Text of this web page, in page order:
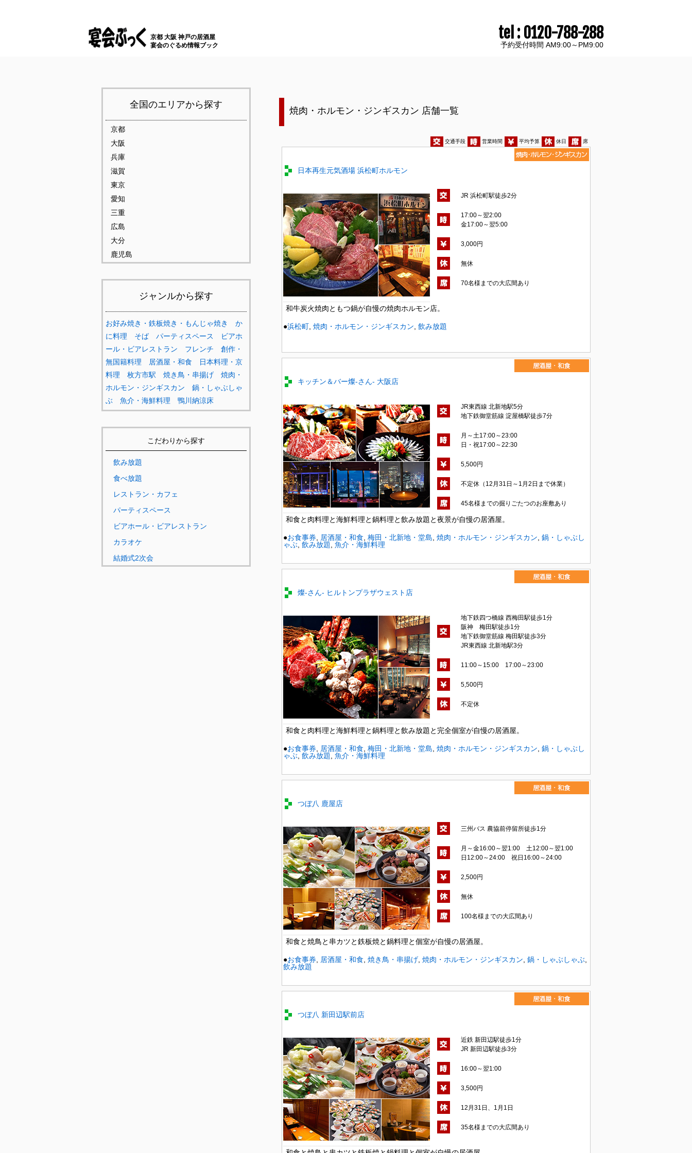
京都 大阪 神戸の居酒屋
宴会のぐるめ情報ブック
tel : 0120-788-288
予約受付時間 AM9:00～PM9:00
焼肉・ホルモン・ジンギスカン 店舗一覧
交通手段 営業時間 平均予算 休日 席
日本再生元気酒場 浜松町ホルモン
和牛炭火焼肉ともつ鍋が自慢の焼肉ホルモン店。
JR 浜松町駅徒歩2分
17:00～翌2:00
金17:00～翌5:00
3,000円
無休
70名様までの大広間あり
●浜松町 焼肉・ホルモン・ジンギスカン 飲み放題
キッチン＆バー燦-さん- 大阪店
和食と肉料理と海鮮料理と鍋料理と飲み放題と夜景が自慢の居酒屋。
JR東西線 北新地駅5分
地下鉄御堂筋線 淀屋橋駅徒歩7分
月～土17:00～23:00
日・祝17:00～22:30
5,500円
不定休（12月31日～1月2日まで休業）
45名様までの掘りごたつのお座敷あり
●お食事券 居酒屋・和食 梅田・北新地・堂島 焼肉・ホルモン・ジンギスカン 鍋・しゃぶし
ゃぶ 飲み放題 魚介・海鮮料理
燦-さん- ヒルトンプラザウェスト店
和食と肉料理と海鮮料理と鍋料理と飲み放題と完全個室が自慢の居酒屋。
地下鉄四つ橋線 西梅田駅徒歩1分
阪神 梅田駅徒歩1分
地下鉄御堂筋線 梅田駅徒歩3分
JR東西線 北新地駅3分
11:00～15:00 17:00～23:00
5,500円
不定休
●お食事券 居酒屋・和食 梅田・北新地・堂島 焼肉・ホルモン・ジンギスカン 鍋・しゃぶし
ゃぶ 飲み放題 魚介・海鮮料理
つぼ八 鹿屋店
和食と焼鳥と串カツと鉄板焼と鍋料理と個室が自慢の居酒屋。
三州バス 農協前停留所徒歩1分
月～金16:00～翌1:00 土12:00～翌1:00
日12:00～24:00 祝日16:00～24:00
2,500円
無休
100名様までの大広間あり
●お食事券 居酒屋・和食 焼き鳥・串揚げ 焼肉・ホルモン・ジンギスカン 鍋・しゃぶしゃぶ
飲み放題
つぼ八 新田辺駅前店
近鉄 新田辺駅徒歩1分
JR 新田辺駅徒歩3分
16:00～翌1:00
3,500円
12月31日、1月1日
35名様までの大広間あり
全国のエリアから探す
京都
大阪
兵庫
滋賀
東京
愛知
三重
広島
大分
鹿児島
ジャンルから探す
お好み焼き・鉄板焼き・もんじゃ焼き
か
に料理
そば パーティスペース
ビアホ
ール・ビアレストラン
フレンチ
創作・
無国籍料理
居酒屋・和食
日本料理・京
料理
枚方市駅 焼き鳥・串揚げ
焼肉・
ホルモン・ジンギスカン
鍋・しゃぶしゃ
ぶ
魚介・海鮮料理 鴨川納涼床
こだわりから探す
飲み放題
食べ放題
レストラン・カフェ
パーティスペース
ビアホール・ビアレストラン
カラオケ
結婚式2次会